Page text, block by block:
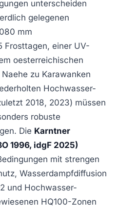
unterscheiden
gelegenen
mm
Frosttagen, einer UV-
oesterreichischen
zu Karawanken
Hochwasser-
2018, 2023) müssen
robuste
Die Karntner
1996, idgF 2025)
mit strengen
Wasserdampfdiffusion
und Hochwasser-
HQ100-Zonen